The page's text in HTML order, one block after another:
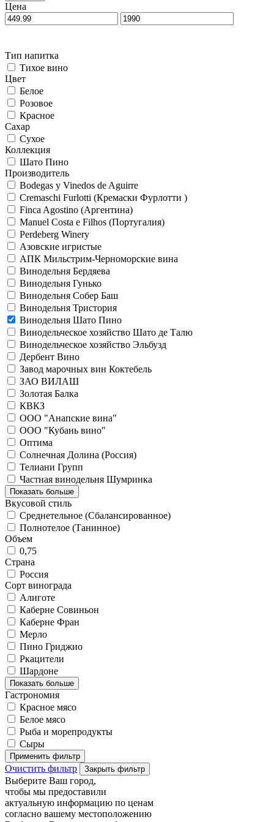
Цена
Тип напитка
Тихое вино
Цвет
Белое
Розовое
Красное
Сахар
Сухое
Коллекция
Шато Пино
Производитель
Bodegas y Vinedos de Aguirre
Cremaschi Furlotti (Кремаски Фурлотти )
Finca Agostino (Аргентина)
Manuel Costa e Filhos (Португалия)
Perdeberg Winery
Азовские игристые
АПК Мильстрим-Черноморские вина
Винодельня Бердяева
Винодельня Гунько
Винодельня Собер Баш
Винодельня Тристория
Винодельня Шато Пино
Винодельческое хозяйство Шато де Талю
Винодельческое хозяйство Эльбузд
Дербент Вино
Завод марочных вин Коктебель
ЗАО ВИЛАШ
Золотая Балка
КВКЗ
ООО "Анапские вина"
ООО "Кубань вино"
Оптима
Солнечная Долина (Россия)
Телиани Групп
Частная винодельня Шумринка
Показать больше
Вкусовой стиль
Среднетельное (Сбалансированное)
Полнотелое (Танинное)
Объем
0,75
Страна
Россия
Сорт винограда
Алиготе
Каберне Совиньон
Каберне Фран
Мерло
Пино Гриджио
Ркацители
Шардоне
Показать больше
Гастрономия
Красное мясо
Белое мясо
Рыба и морепродукты
Сыры
Применить фильтр
Очистить фильтр Закрыть фильтр
Выберите Ваш город,
чтобы мы предоставили
актуальную информацию по ценам
согласно вашему местоположению